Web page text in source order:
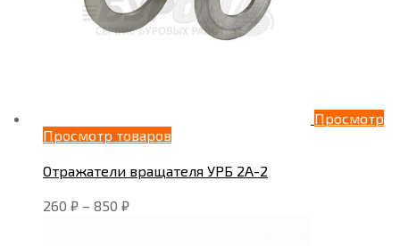
Просмотр
Просмотр товаров
Отражатели вращателя УРБ 2А-2
260 ₽ – 850 ₽